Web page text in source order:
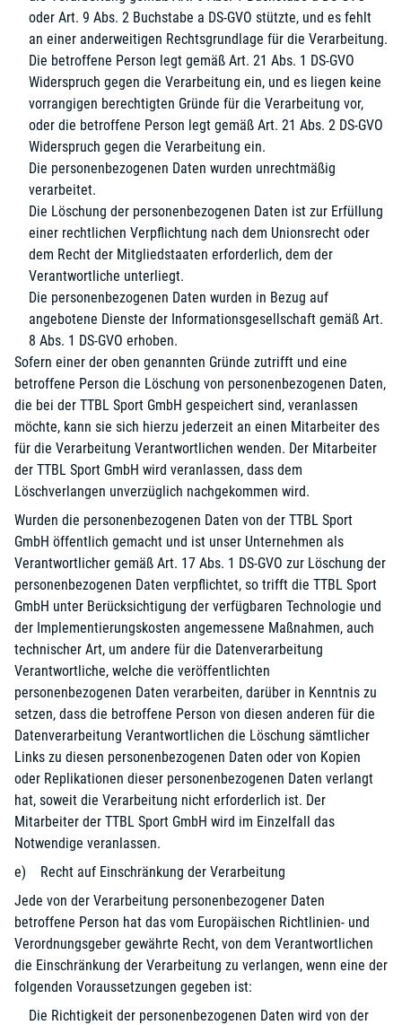
oder Art. 9 Abs. 2 Buchstabe a DS-GVO stützte, und es fehlt
an einer anderweitigen Rechtsgrundlage für die Verarbeitung.
Die betroffene Person legt gemäß Art. 21 Abs. 1 DS-GVO
Widerspruch gegen die Verarbeitung ein, und es liegen keine
vorrangigen berechtigten Gründe für die Verarbeitung vor,
oder die betroffene Person legt gemäß Art. 21 Abs. 2 DS-GVO
Widerspruch gegen die Verarbeitung ein.
Die personenbezogenen Daten wurden unrechtmäßig
verarbeitet.
Die Löschung der personenbezogenen Daten ist zur Erfüllung
einer rechtlichen Verpflichtung nach dem Unionsrecht oder
dem Recht der Mitgliedstaaten erforderlich, dem der
Verantwortliche unterliegt.
Die personenbezogenen Daten wurden in Bezug auf
angebotene Dienste der Informationsgesellschaft gemäß Art.
8 Abs. 1 DS-GVO erhoben.
Sofern einer der oben genannten Gründe zutrifft und eine
betroffene Person die Löschung von personenbezogenen Daten,
die bei der TTBL Sport GmbH gespeichert sind, veranlassen
möchte, kann sie sich hierzu jederzeit an einen Mitarbeiter des
für die Verarbeitung Verantwortlichen wenden. Der Mitarbeiter
der TTBL Sport GmbH wird veranlassen, dass dem
Löschverlangen unverzüglich nachgekommen wird.
Wurden die personenbezogenen Daten von der TTBL Sport
GmbH öffentlich gemacht und ist unser Unternehmen als
Verantwortlicher gemäß Art. 17 Abs. 1 DS-GVO zur Löschung der
personenbezogenen Daten verpflichtet, so trifft die TTBL Sport
GmbH unter Berücksichtigung der verfügbaren Technologie und
der Implementierungskosten angemessene Maßnahmen, auch
technischer Art, um andere für die Datenverarbeitung
Verantwortliche, welche die veröffentlichten
personenbezogenen Daten verarbeiten, darüber in Kenntnis zu
setzen, dass die betroffene Person von diesen anderen für die
Datenverarbeitung Verantwortlichen die Löschung sämtlicher
Links zu diesen personenbezogenen Daten oder von Kopien
oder Replikationen dieser personenbezogenen Daten verlangt
hat, soweit die Verarbeitung nicht erforderlich ist. Der
Mitarbeiter der TTBL Sport GmbH wird im Einzelfall das
Notwendige veranlassen.
e) Recht auf Einschränkung der Verarbeitung
Jede von der Verarbeitung personenbezogener Daten
betroffene Person hat das vom Europäischen Richtlinien- und
Verordnungsgeber gewährte Recht, von dem Verantwortlichen
die Einschränkung der Verarbeitung zu verlangen, wenn eine der
folgenden Voraussetzungen gegeben ist:
Die Richtigkeit der personenbezogenen Daten wird von der